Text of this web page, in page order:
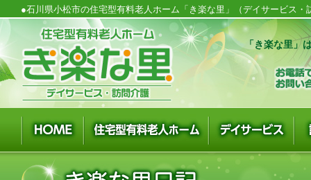
●石川県小松市の住宅型有料老人ホーム「き楽な里」（デイサービス
「き楽な里」